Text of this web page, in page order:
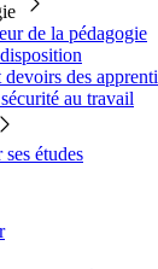
de la pédagogie
des
au travail
études